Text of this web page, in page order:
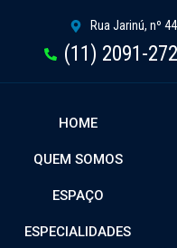
Rua Jarinú, nº
(11) 2091-
HOME
QUEM SOMOS
ESPAÇO
ESPECIALIDADES